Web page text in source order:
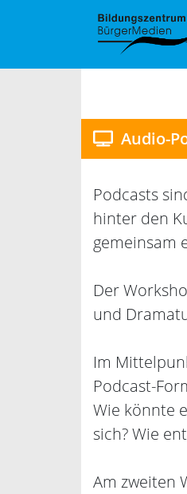
Audio-
Podcasts
hinter den
gemeinsam
Der
und
Im
Podcast-
Wie könnte
sich? Wie
Am zweiten